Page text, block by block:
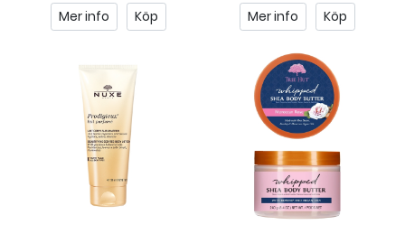
Mer info
Köp
Mer info
Köp